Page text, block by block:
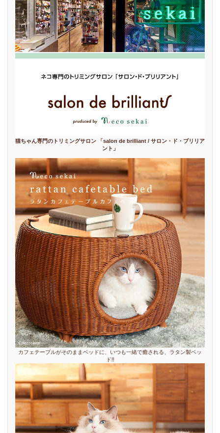
猫ちゃん専門のトリミングサロン 「salon de brilliant / サロン・ド・ブリリア
ント」
カフェテーブルがそのままベッドに、いつも一緒で癒される、ラタン製ベッ
ド!!